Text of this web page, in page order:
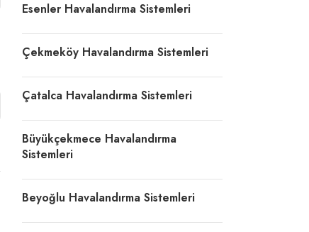
Esenler Havalandırma Sistemleri
Çekmeköy Havalandırma Sistemleri
Çatalca Havalandırma Sistemleri
Büyükçekmece Havalandırma
Sistemleri
Beyoğlu Havalandırma Sistemleri